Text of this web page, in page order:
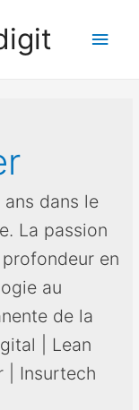
dans le
La passion
en
au
de la
| Lean
| Insurtech